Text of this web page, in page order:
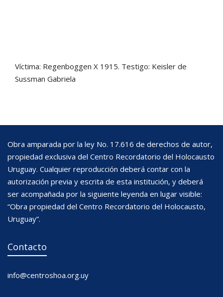
Víctima: Regenboggen X 1915. Testigo: Keisler de
Sussman Gabriela
Obra amparada por la ley No. 17.616 de derechos de autor,
propiedad exclusiva del Centro Recordatorio del Holocausto
Uruguay. Cualquier reproducción deberá contar con la
autorización previa y escrita de esta institución, y deberá
ser acompañada por la siguiente leyenda en lugar visible:
“Obra propiedad del Centro Recordatorio del Holocausto,
Uruguay”.
Contacto
info@centroshoa.org.uy